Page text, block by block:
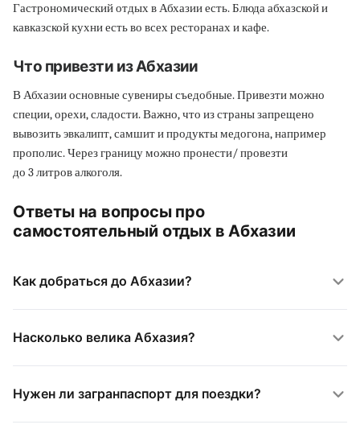
Гастрономический отдых в Абхазии есть. Блюда абхазской и
кавказской кухни есть во всех ресторанах и кафе.
Что привезти из Абхазии
В Абхазии основные сувениры съедобные. Привезти можно
специи, орехи, сладости. Важно, что из страны запрещено
вывозить эвкалипт, самшит и продукты медогона, например
прополис. Через границу можно пронести/ провезти
до 3 литров алкоголя.
Ответы на вопросы про
самостоятельный отдых в Абхазии
Как добраться до Абхазии?
Насколько велика Абхазия?
Нужен ли загранпаспорт для поездки?